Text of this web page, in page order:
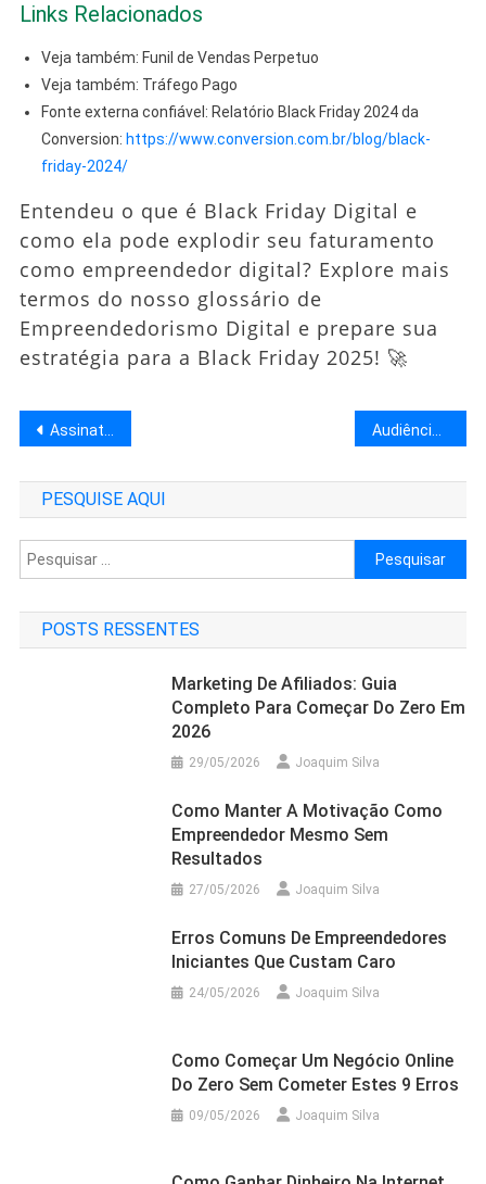
Links Relacionados
Veja também: Funil de Vendas Perpetuo
Veja também: Tráfego Pago
Fonte externa confiável: Relatório Black Friday 2024 da
Conversion: https://www.conversion.com.br/blog/black-
friday-2024/
Entendeu o que é Black Friday Digital e
como ela pode explodir seu faturamento
como empreendedor digital? Explore mais
termos do nosso glossário de
Empreendedorismo Digital e prepare sua
estratégia para a Black Friday 2025! 🚀
Navegação
de
Post
Assinatura recorrente
PESQUISE AQUI
Pesquisar
por:
POSTS RESSENTES
Marketing De Afiliados: Guia
Completo Para Começar Do Zero Em
2026
29/05/2026 Joaquim Silva
Como Manter A Motivação Como
Empreendedor Mesmo Sem
Resultados
27/05/2026 Joaquim Silva
Erros Comuns De Empreendedores
Iniciantes Que Custam Caro
24/05/2026 Joaquim Silva
Como Começar Um Negócio Online
Do Zero Sem Cometer Estes 9 Erros
09/05/2026 Joaquim Silva